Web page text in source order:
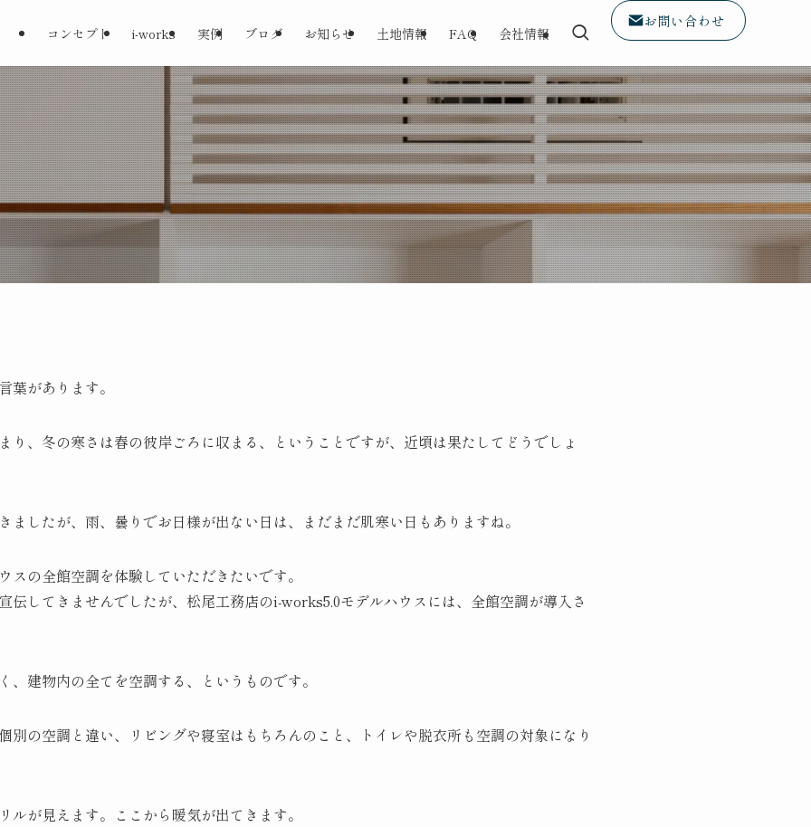
コンセプト i-works 実例 ブログ お知らせ 土地情報 FAQ 会社情報
お問い合わせ
葉があります。
り、冬の寒さは春の彼岸ごろに収まる、ということですが、近頃は果たしてどうでしょ
ましたが、雨、曇りでお日様が出ない日は、まだまだ肌寒い日もありますね。
スの全館空調を体験していただきたいです。
伝してきませんでしたが、松尾工務店のi-works5.0モデルハウスには、全館空調が導入さ
、建物内の全てを空調する、というものです。
別の空調と違い、リビングや寝室はもちろんのこと、トイレや脱衣所も空調の対象になり
ルが見えます。ここから暖気が出てきます。